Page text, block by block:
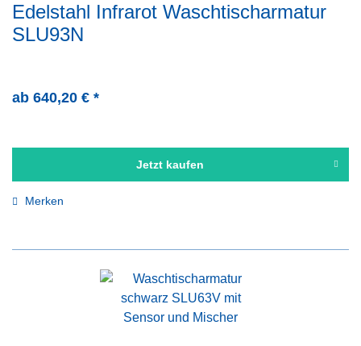
Edelstahl Infrarot Waschtischarmatur
SLU93N
ab 640,20 € *
Jetzt kaufen
Merken